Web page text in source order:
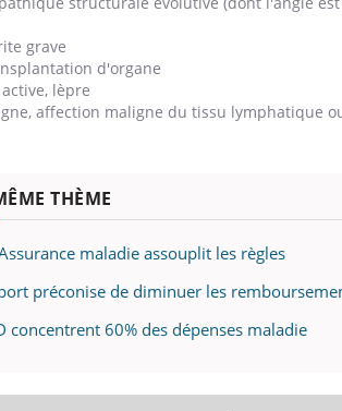
grave
d'organe
lèpre
affection maligne du tissu lymphatique
THÈME
maladie assouplit les règles
préconise de diminuer les
concentrent 60% des dépenses maladie